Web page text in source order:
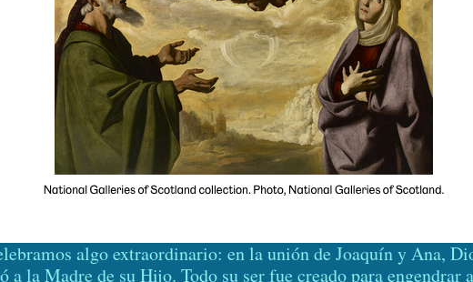
algo extraordinario: en la unión de Joaquín y Ana,
a la Madre de su Hijo. Todo su ser fue creado para engendrar